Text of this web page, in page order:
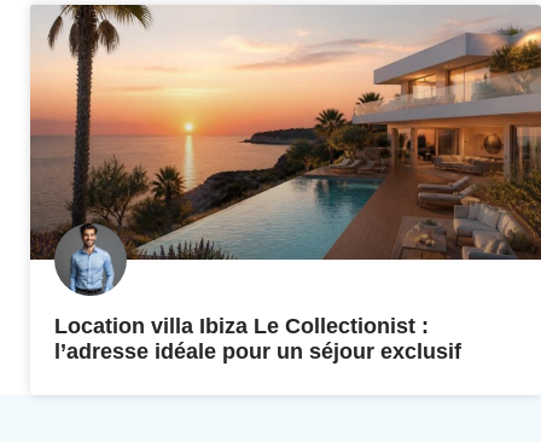
Location villa Ibiza Le Collectionist :
l’adresse idéale pour un séjour exclusif